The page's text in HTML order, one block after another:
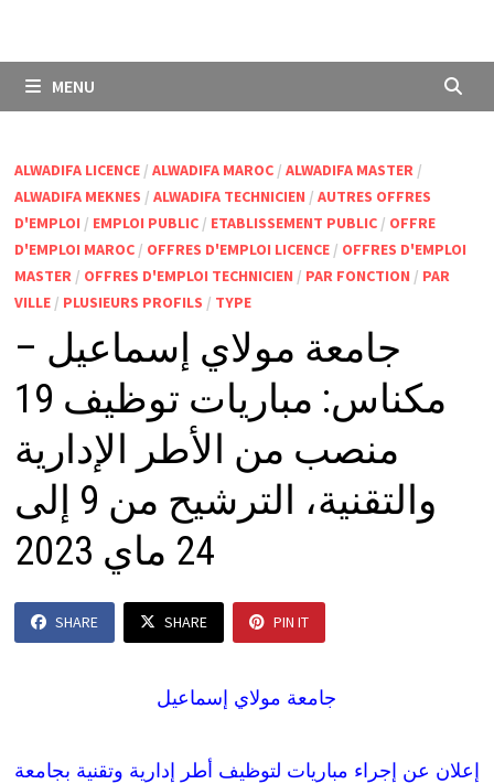
MENU
ALWADIFA LICENCE/ ALWADIFA MAROC/ ALWADIFA MASTER/
ALWADIFA MEKNES / ALWADIFA TECHNICIEN / AUTRES OFFRES
D'EMPLOI / EMPLOI PUBLIC/ ETABLISSEMENT PUBLIC/ OFFRE
D'EMPLOI MAROC/ OFFRES D'EMPLOI LICENCE/ OFFRES D'EMPLOI
MASTER/ OFFRES D'EMPLOI TECHNICIEN / PAR FONCTION / PAR
VILLE/ PLUSIEURS PROFILS / TYPE
جامعة مولاي إسماعيل –
مكناس: مباريات توظيف 19
منصب من الأطر الإدارية
والتقنية، الترشيح من 9 إلى
24 ماي 2023
SHARE SHARE PIN IT
جامعة مولاي إسماعيل
إعلان عن إجراء مباريات لتوظيف أطر إدارية وتقنية بجامعة